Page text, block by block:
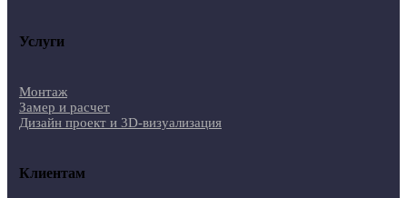
Услуги
Монтаж
Замер и расчет
Дизайн проект и 3D-визуализация
Клиентам